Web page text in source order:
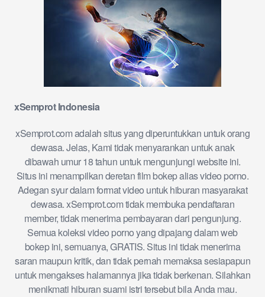
xSemprot Indonesia
xSemprot.com adalah situs yang diperuntukkan untuk orang
dewasa. Jelas, Kami tidak menyarankan untuk anak
dibawah umur 18 tahun untuk mengunjungi website ini.
Situs ini menampilkan deretan film bokep alias video porno.
Adegan syur dalam format video untuk hiburan masyarakat
dewasa. xSemprot.com tidak membuka pendaftaran
member, tidak menerima pembayaran dari pengunjung.
Semua koleksi video porno yang dipajang dalam web
bokep ini, semuanya, GRATIS. Situs ini tidak menerima
saran maupun kritik, dan tidak pernah memaksa sesiapapun
untuk mengakses halamannya jika tidak berkenan. Silahkan
menikmati hiburan suami istri tersebut bila Anda mau.